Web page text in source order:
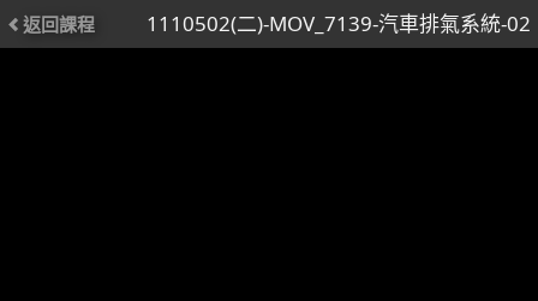
返回課程 1110502(二)-MOV_7139-汽車排氣系統-02